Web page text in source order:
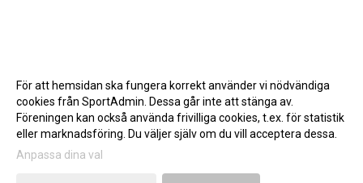
Gå till Webbversion
För att hemsidan ska fungera korrekt använder vi nödvändiga
cookies från SportAdmin. Dessa går inte att stänga av.
Föreningen kan också använda frivilliga cookies, t.ex. för statistik
eller marknadsföring. Du väljer själv om du vill acceptera dessa.
Anpassa dina val